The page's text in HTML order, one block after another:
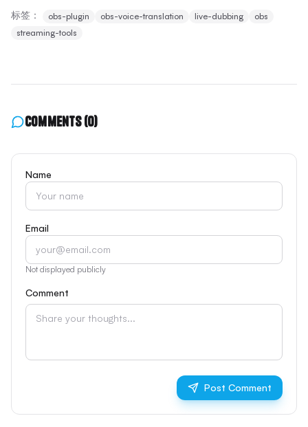
标签： obs-plugin obs-voice-translation live-dubbing
obs
streaming-tools
Comments(0)
Name
Email
Not displayed publicly
Comment
Post Comment